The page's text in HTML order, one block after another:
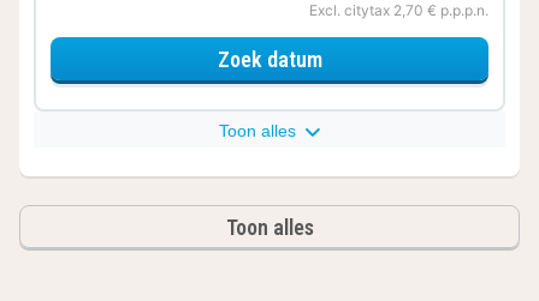
Excl. citytax 2,70 € p.p.p.n.
Zoek datumvoor One bedroom
Toon alles
Toon alles